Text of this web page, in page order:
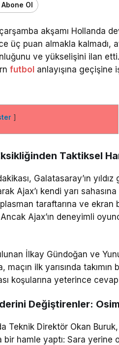
Ol
akşamı Hollanda
üç puan almakla kalmadı,
ve yükselişini ilan
futbol anlayışına
Taktiksel
Galatasaray’ın
Ajax’ı kendi yarı
taraftarına ve ekran
Ajax’ın deneyimli
İlkay Gündoğan ve
maçın ilk yarısında
koşularına yeterince
Değiştirenler:
Teknik Direktör Okan
bir hamle yaptı: Sara yerine